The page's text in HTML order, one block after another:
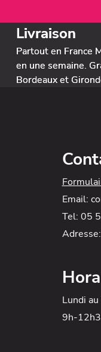
Livraison
Partout en France
en une semaine.
Bordeaux et
Email:
Tel: 05
Lundi
9h-